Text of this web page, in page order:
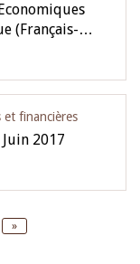
(Français-…
et financières
2017
Last
»